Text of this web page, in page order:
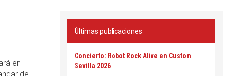
en
de
Últimas publicaciones
Concierto: Robot Rock Alive en Custom
Sevilla 2026